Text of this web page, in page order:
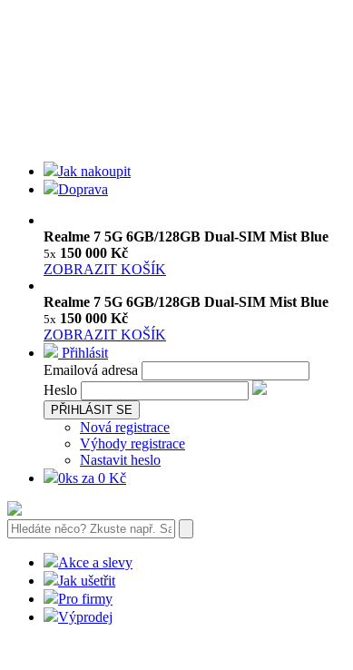
Jak nakoupit
Doprava
Realme 7 5G 6GB/128GB Dual-SIM Mist Blue
5x 150 000 Kč
ZOBRAZIT KOŠÍK
Realme 7 5G 6GB/128GB Dual-SIM Mist Blue
5x 150 000 Kč
ZOBRAZIT KOŠÍK
Přihlásit
Emailová adresa
Heslo
PŘIHLÁSIT SE
Nová registrace
Výhody registrace
Nastavit heslo
0ks za 0 Kč
Akce a slevy
Jak ušetřit
Pro firmy
Výprodej